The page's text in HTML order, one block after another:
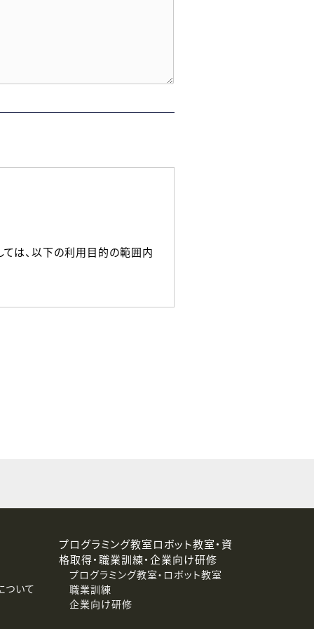
ては、以下の利用目的の範囲内
および第三者への提供停止）
ついて
プログラミング教室ロボット教室・資
格取得・職業訓練・企業向け研修
プログラミング教室・ロボット教室
職業訓練
企業向け研修